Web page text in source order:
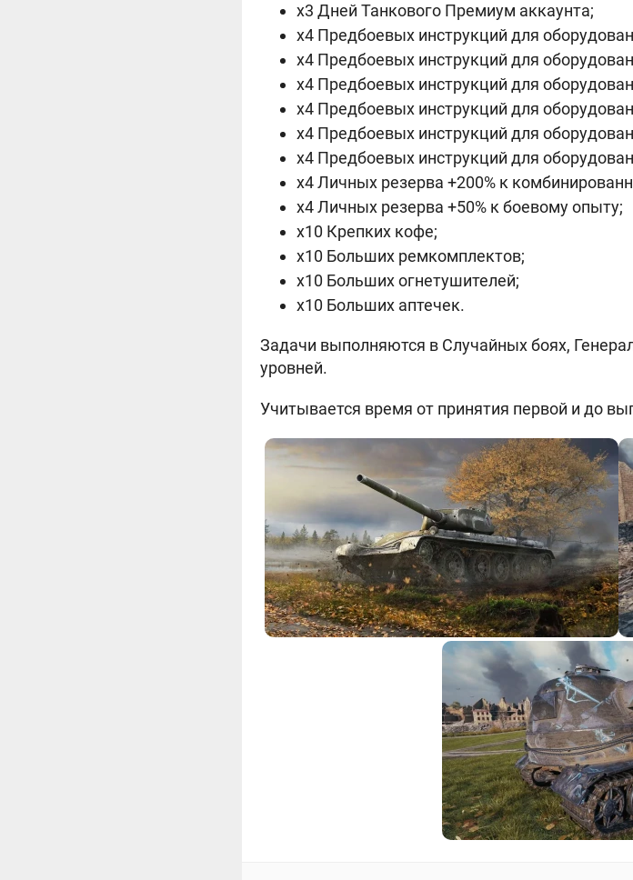
х3 Дней Танкового Премиум аккаунта;
х4 Предбоевых инструкций для
х4 Предбоевых инструкций для
х4 Предбоевых инструкций для
х4 Предбоевых инструкций для
х4 Предбоевых инструкций для
х4 Предбоевых инструкций для
х4 Личных резерва +200% к
х4 Личных резерва +50% к боевому опыту;
х10 Крепких кофе;
х10 Больших ремкомплектов;
х10 Больших огнетушителей;
х10 Больших аптечек.
Задачи выполняются в Случайных боях,
уровней.
Учитывается время от принятия первой и до